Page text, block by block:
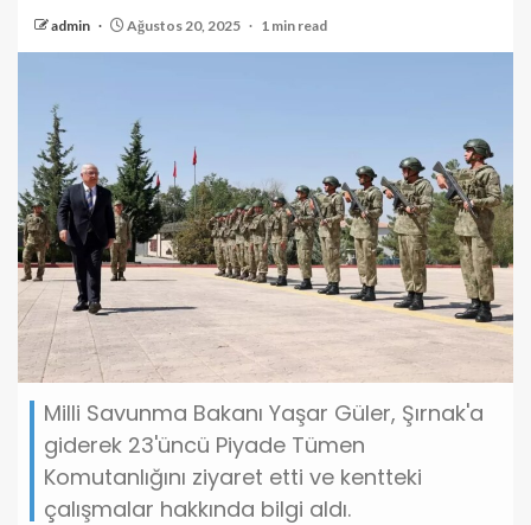
admin Ağustos 20, 2025 1 min read
Milli Savunma Bakanı Yaşar Güler, Şırnak'a
giderek 23'üncü Piyade Tümen
Komutanlığını ziyaret etti ve kentteki
çalışmalar hakkında bilgi aldı.